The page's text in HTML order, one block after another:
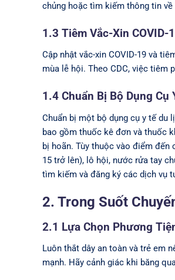
chủng hoặc tìm kiếm thông tin
1.3 Tiêm Vắc-Xin COVID-
Cập nhật vắc-xin COVID-19 và
mùa lễ hội. Theo CDC, việc tiêm
1.4 Chuẩn Bị Bộ Dụng Cụ
Chuẩn bị một bộ dụng cụ y tế du
bao gồm thuốc kê đơn và thuốc
bị hoãn. Tùy thuộc vào điểm đến
15 trở lên), lô hội, nước rửa tay
tìm kiếm và đăng ký các dịch vụ
2. Trong Suốt
2.1 Lựa Chọn Phương
Luôn thắt dây an toàn và trẻ em
mạnh. Hãy cảnh giác khi băng